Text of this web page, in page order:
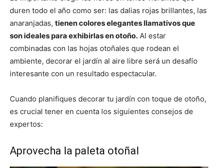
duren todo el año como ser: las dalias rojas brillantes, las
anaranjadas, tienen colores elegantes llamativos que
son ideales para exhibirlas en otoño. Al estar
combinadas con las hojas otoñales que rodean el
ambiente, decorar el jardín al aire libre será un desafío
interesante con un resultado espectacular.
Cuando planifiques decorar tu jardín con toque de otoño,
es crucial tener en cuenta los siguientes consejos de
expertos:
Aprovecha la paleta otoñal